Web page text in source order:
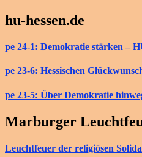
hu-hessen.de
pe 24-1: Demokratie stärken –
pe 23-6: Hessischen
pe 23-5: Über Demokratie
Marburger
Leuchtfeuer der religiösen